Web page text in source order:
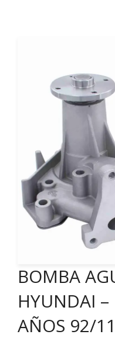
BOMBA
HYUNDAI
AÑOS 92/11